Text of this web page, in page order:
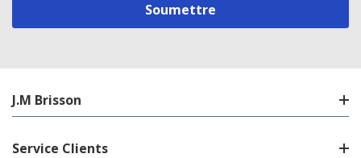
J.M Brisson
Service Clients